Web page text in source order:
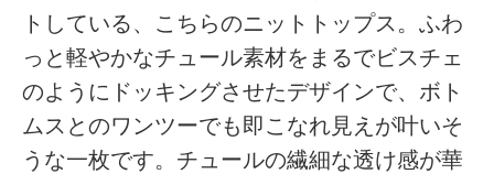
トしている、こちらのニットトップス。ふわ
っと軽やかなチュール素材をまるでビスチェ
のようにドッキングさせたデザインで、ボト
ムスとのワンツーでも即こなれ見えが叶いそ
うな一枚です。チュールの繊細な透け感が華